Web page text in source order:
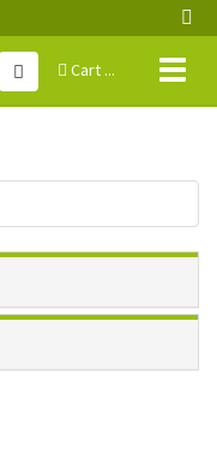
Cart ...